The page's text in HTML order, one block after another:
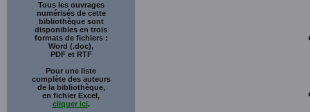
Tous les ouvrages
numérisés de cette
bibliothèque sont
disponibles en trois
formats de fichiers :
Word (.doc),
PDF et RTF
Pour une liste
complète des auteurs
de la bibliothèque,
en fichier Excel,
cliquer ici.